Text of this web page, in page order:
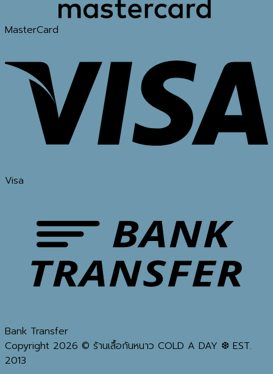
MasterCard
Visa
Bank Transfer
Copyright 2026 © ร้านเสื้อกันหนาว COLD A DAY ❆ EST.
2013